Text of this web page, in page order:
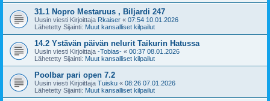
31.1 Nopro Mestaruus , Biljardi 247
Uusin viesti Kirjoittaja Rkaiser « 07:54 10.01.2026
Lähetetty Sijainti: Muut kansalliset kilpailut
14.2 Ystävän päivän nelurit Taikurin Hatussa
Uusin viesti Kirjoittaja -Tobias- « 00:37 08.01.2026
Lähetetty Sijainti: Muut kansalliset kilpailut
Poolbar pari open 7.2
Uusin viesti Kirjoittaja Tuisku « 08:26 07.01.2026
Lähetetty Sijainti: Muut kansalliset kilpailut